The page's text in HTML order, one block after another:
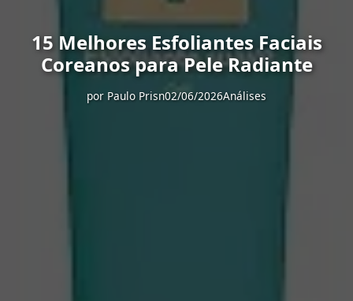
15 Melhores Esfoliantes Faciais
Coreanos para Pele Radiante
por Paulo Prisn02/06/2026Análises